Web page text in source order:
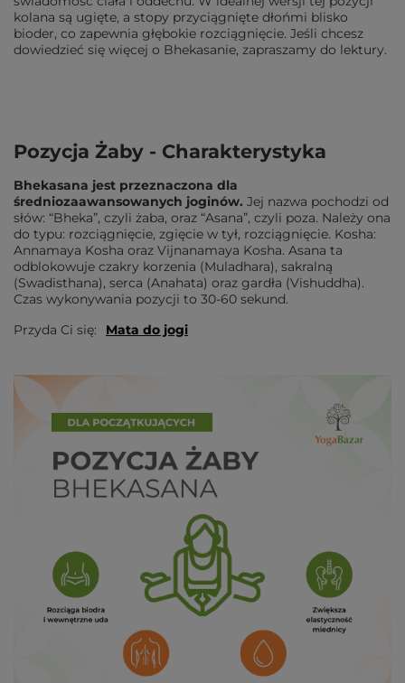
kolana są ugięte, a stopy przyciągnięte dłońmi blisko
bioder, co zapewnia głębokie rozciągnięcie. Jeśli chcesz
dowiedzieć się więcej o Bhekasanie, zapraszamy do lektury.
Pozycja Żaby - Charakterystyka
Bhekasana jest przeznaczona dla
średniozaawansowanych joginów. Jej nazwa pochodzi od
słów: “Bheka”, czyli żaba, oraz “Asana”, czyli poza. Należy ona
do typu: rozciągnięcie, zgięcie w tył, rozciągnięcie. Kosha:
Annamaya Kosha oraz Vijnanamaya Kosha. Asana ta
odblokowuje czakry korzenia (Muladhara), sakralną
(Swadisthana), serca (Anahata) oraz gardła (Vishuddha).
Czas wykonywania pozycji to 30-60 sekund.
Przyda Ci się:
Mata do jogi